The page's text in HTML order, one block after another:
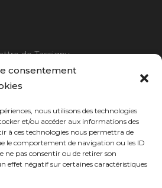
consentement
nous utilisons des technologies
et/ou accéder aux informations des
à ces technologies nous permettra de
le comportement de navigation ou les ID
ne pas consentir ou de retirer son
effet négatif sur certaines caractéristiques
de Tassigny
Chambertin
vous.